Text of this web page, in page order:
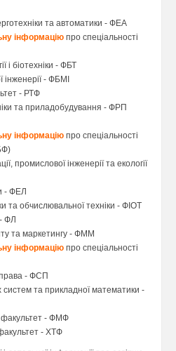
та автоматики - ФЕА
інформацію про спеціальності
i бiотехнiки - ФБТ
інженерії - ФБМІ
- РТФ
та приладобудування - ФРП
інформацію про спеціальності
промислової інженерії та екології
- ФЕЛ
та обчислювальної технiки - ФІОТ
ФЛ
та маркетингу - ФММ
інформацію про спеціальності
права - ФСП
систем та прикладної математики -
- ФМФ
- ХТФ